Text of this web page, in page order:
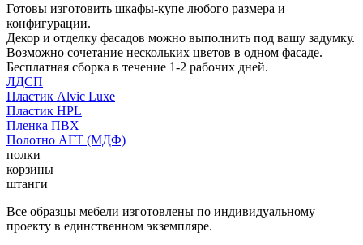
Готовы изготовить шкафы-купе любого размера и
конфигурации.
Декор и отделку фасадов можно выполнить под вашу задумку.
Возможно сочетание нескольких цветов в одном фасаде.
Бесплатная сборка в течение 1-2 рабочих дней.
ЛДСП
Пластик Alvic Luxe
Пластик HPL
Пленка ПВХ
Полотно АГТ (МДФ)
полки
корзины
штанги
Все образцы мебели изготовлены по индивидуальному
проекту в единственном экземпляре.